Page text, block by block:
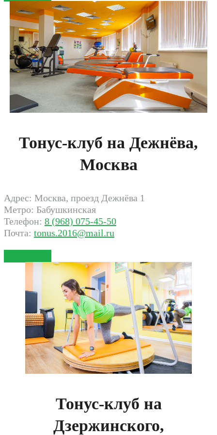
Тонус-клуб на Дежнёва,
Москва
Адрес: Москва, проезд Дежнёва 1
Метро: Бабушкинская
Телефон: 8 (968) 075-45-50
Почта: tonus.2016@mail.ru
Тонус-клуб на
Дзержинского,